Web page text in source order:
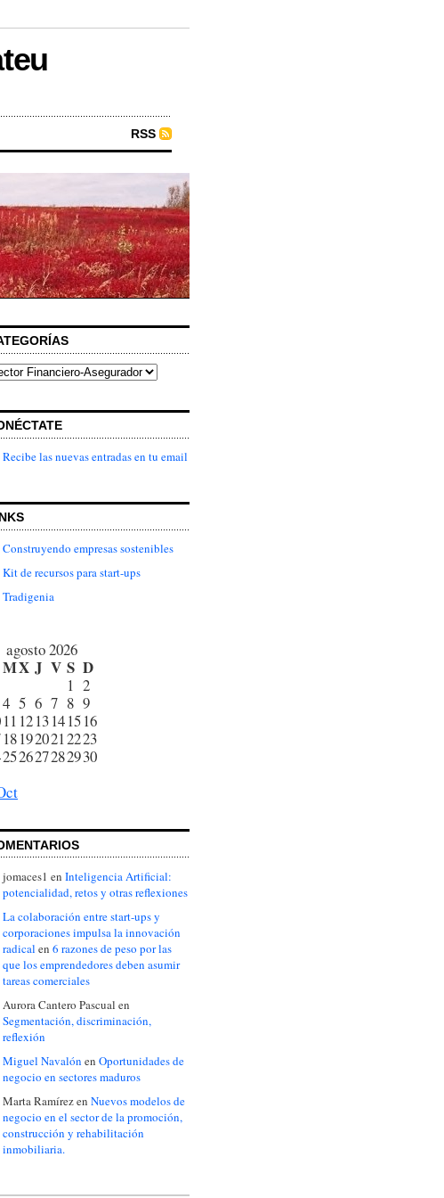
RSS
Recibe las nuevas entradas en tu email
Construyendo empresas sostenibles
Kit de recursos para start-ups
Tradigenia
agosto 2026
MX J V S D
1 2
4 5 6 7 8 9
11 1213141516
181920212223
252627282930
jomaces1 en Inteligencia Artificial:
potencialidad, retos y otras reflexiones
La colaboración entre start-ups y
corporaciones impulsa la innovación
radical en 6 razones de peso por las
que los emprendedores deben asumir
tareas comerciales
Aurora Cantero Pascual en
Segmentación, discriminación,
reflexión
Miguel Navalón en Oportunidades de
negocio en sectores maduros
Marta Ramírezen Nuevos modelos de
negocio en el sector de la promoción,
construcción y rehabilitación
inmobiliaria.